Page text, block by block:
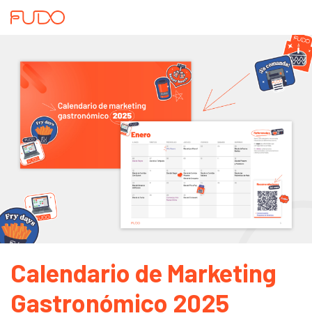
Calendario de Marketing
Gastronómico 2025